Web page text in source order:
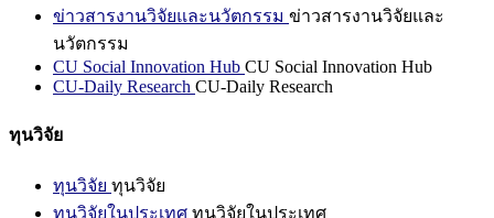
ข่าวสารงานวิจัยและนวัตกรรม ข่าวสารงานวิจัยและ
นวัตกรรม
CU Social Innovation Hub CU Social Innovation Hub
CU-Daily Research CU-Daily Research
ทุนวิจัย
ทุนวิจัย ทุนวิจัย
ทุนวิจัยในประเทศ ทุนวิจัยในประเทศ